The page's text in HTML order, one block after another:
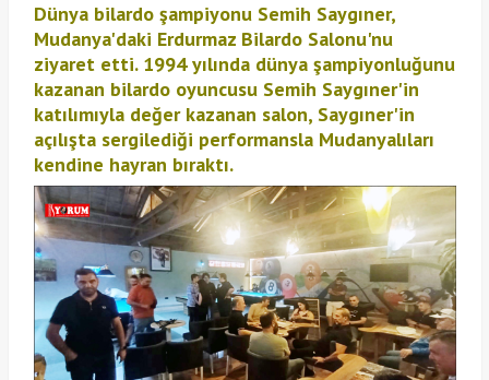
Dünya bilardo şampiyonu Semih Saygıner,
Mudanya'daki Erdurmaz Bilardo Salonu'nu
ziyaret etti. 1994 yılında dünya şampiyonluğunu
kazanan bilardo oyuncusu Semih Saygıner'in
katılımıyla değer kazanan salon, Saygıner'in
açılışta sergilediği performansla Mudanyalıları
kendine hayran bıraktı.